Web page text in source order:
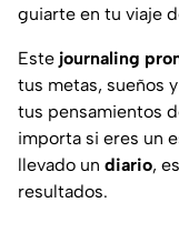
guiarte en tu viaje
Este journaling
tus metas, sueños
tus pensamientos
importa si eres un
llevado un diario,
resultados.